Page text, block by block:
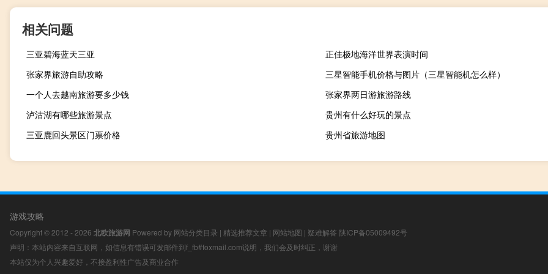
相关问题
三亚碧海蓝天三亚
正佳极地海洋世界表演时间
张家界旅游自助攻略
三星智能手机价格与图片（三星智能机怎么样）
一个人去越南旅游要多少钱
张家界两日游旅游路线
泸沽湖有哪些旅游景点
贵州有什么好玩的景点
三亚鹿回头景区门票价格
贵州省旅游地图
游戏攻略
Copyright © 2012 - 2026 北欧旅游网 Powered by 网站分类目录 | 精选推荐文章 | 网站地图 | 疑难解答 陕ICP备05009492号
声明：本站内容来自互联网，如信息有错误可发邮件到f_fb#foxmail.com说明，我们会及时纠正，谢谢
本站仅为个人兴趣爱好，不接盈利性广告及商业合作